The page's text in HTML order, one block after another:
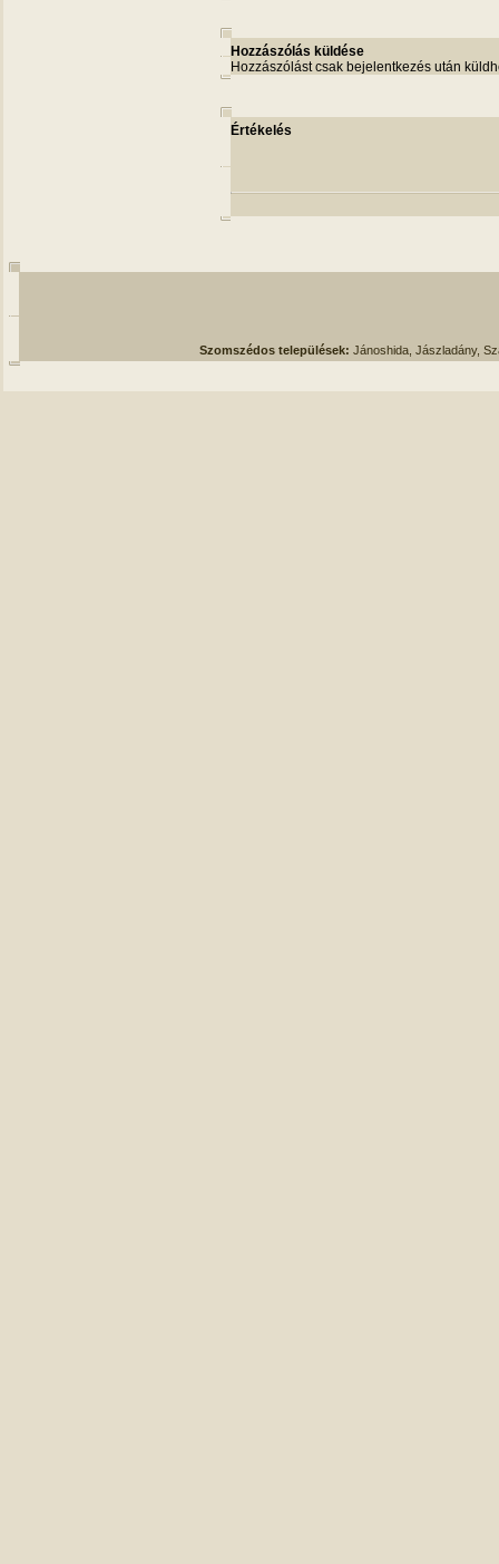
Hozzászólás küldése
Hozzászólást csak bejelentkezés után
Értékelés
Szomszédos települések: Jánoshida, Jászladány,